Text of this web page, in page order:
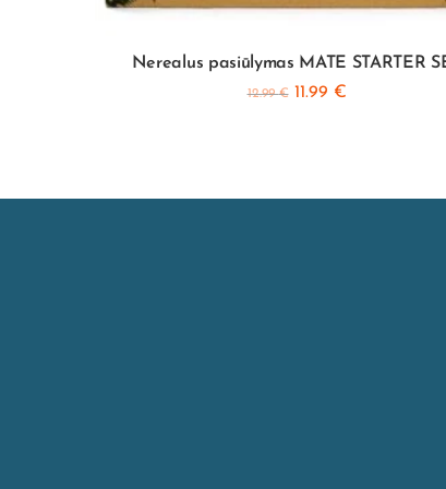
Nerealus pasiūlymas MATE STARTER
12.99€ 11.99 €